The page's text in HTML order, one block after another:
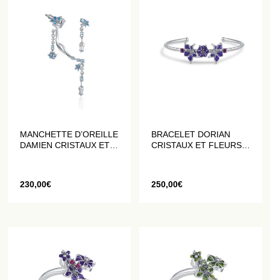
MANCHETTE D’OREILLE
DAMIEN CRISTAUX ET
230,00€
BRACELET DORIAN
CRISTAUX ET FLEURS
250,00€